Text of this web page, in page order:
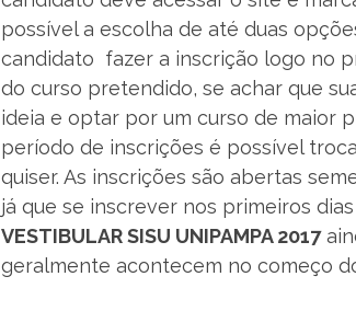
possível a escolha de até duas
candidato fazer a inscrição logo no
do curso pretendido, se achar que
ideia e optar por um curso de maior
período de inscrições é possível
quiser. As inscrições são abertas
já que se inscrever nos primeiros
VESTIBULAR SISU UNIPAMPA 2017
geralmente acontecem no começo